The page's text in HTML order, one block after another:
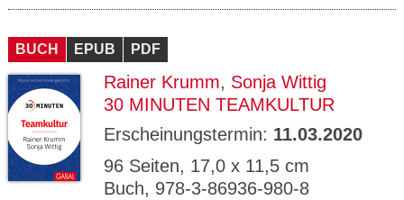
BUCH EPUB PDF
Rainer Krumm, Sonja Wittig
30 MINUTEN TEAMKULTUR
Erscheinungstermin: 11.03.2020
96 Seiten, 17,0 x 11,5 cm
Buch, 978-3-86936-980-8